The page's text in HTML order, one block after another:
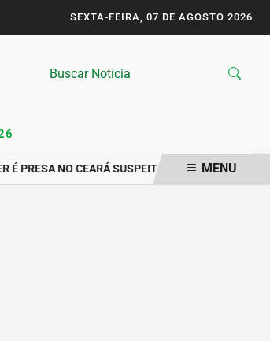
SEXTA-FEIRA, 07 DE AGOSTO 2026
É PRESA NO CEARÁ SUSPEITA DE GRAVAR VÍDEO
MENU